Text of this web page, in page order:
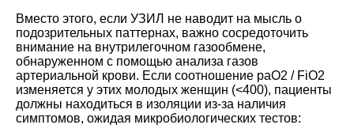
Вместо этого, если УЗИЛ не наводит на мысль о
подозрительных паттернах, важно сосредоточить
внимание на внутрилегочном газообмене,
обнаруженном с помощью анализа газов
артериальной крови. Если соотношение paO2 / FiO2
изменяется у этих молодых женщин (<400), пациенты
должны находиться в изоляции из-за наличия
симптомов, ожидая микробиологических тестов: